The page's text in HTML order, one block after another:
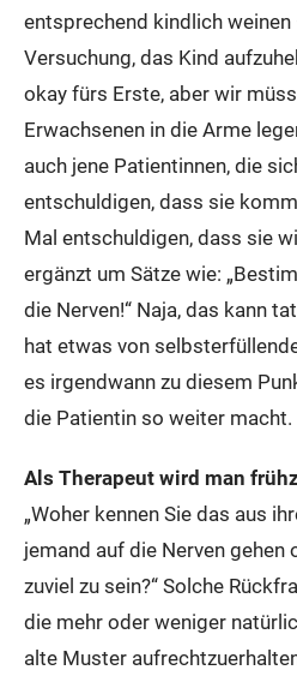
entsprechend kindlich
Versuchung, das Kind
okay fürs Erste, aber wir
Erwachsenen in die Arme
auch jene Patientinnen, die
entschuldigen, dass sie
Mal entschuldigen, dass sie
ergänzt um Sätze wie:
die Nerven!“ Naja, das kann
hat etwas von
es irgendwann zu diesem
die Patientin so weiter macht.
Als Therapeut wird man
„Woher kennen Sie das aus
jemand auf die Nerven gehen
zuviel zu sein?“ Solche
die mehr oder weniger
alte Muster